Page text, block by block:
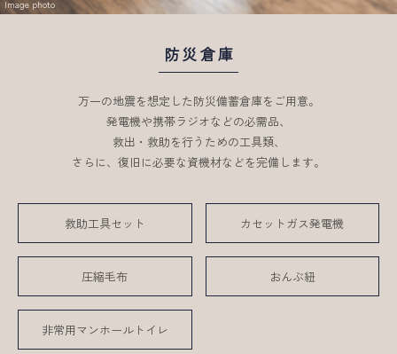
Image photo
防災倉庫
万一の地震を想定した防災備蓄倉庫をご用意。
発電機や携帯ラジオなどの必需品、
救出・救助を行うための工具類、
さらに、復旧に必要な資機材などを完備します。
救助工具セット カセットガス発電機
圧縮毛布 おんぶ紐
非常用マンホールトイレ